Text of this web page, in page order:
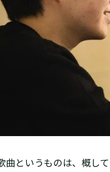
というものは、概し